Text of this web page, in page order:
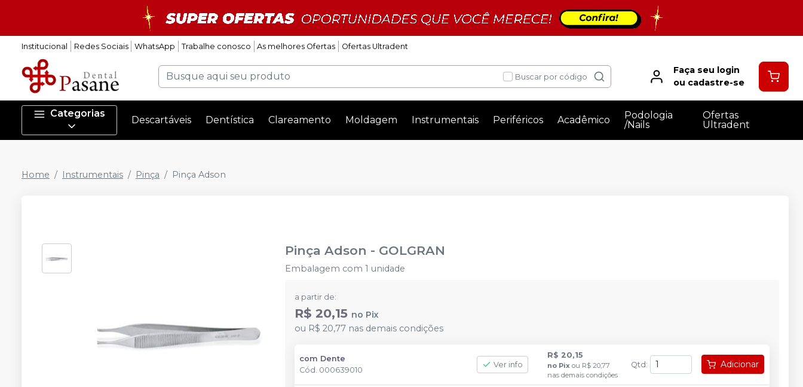
Institucional Redes Sociais WhatsApp Trabalhe conosco As melhores Ofertas Ofertas Ultradent
Buscar por código
Faça seu login
ou cadastre-se
Categorias
Descartáveis Dentística Clareamento Moldagem Instrumentais Periféricos Acadêmico
Podologia
/Nails
Ofertas
Ultradent
Home Instrumentais Pinça Pinça Adson
Pinça Adson - GOLGRAN
Embalagem com 1 unidade
a partir de:
R$ 20,15 no Pix
ou R$ 20,77 nas demais condições
com Dente
Cód. 000639010
Ver info
R$ 20,15
no Pix ou R$ 20,77
nas demais condições
Qtd : Adicionar